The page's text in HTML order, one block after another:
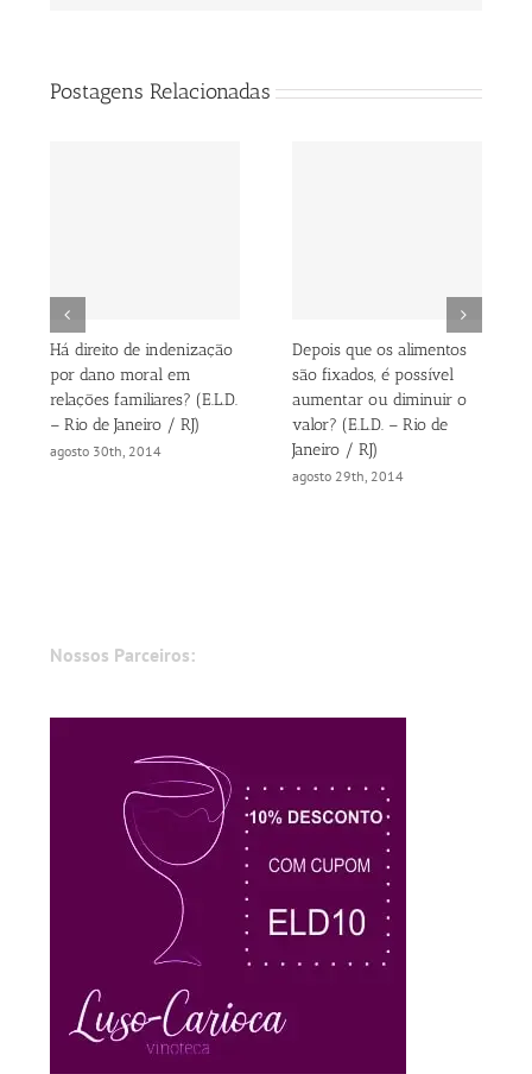
Postagens Relacionadas
Há direito de indenização
por dano moral em
relações familiares? (E.L.D.
– Rio de Janeiro / RJ)
agosto 30th, 2014
Depois que os alimentos
são fixados, é possível
aumentar ou diminuir o
valor? (E.L.D. – Rio de
Janeiro / RJ)
agosto 29th, 2014
Nossos Parceiros: